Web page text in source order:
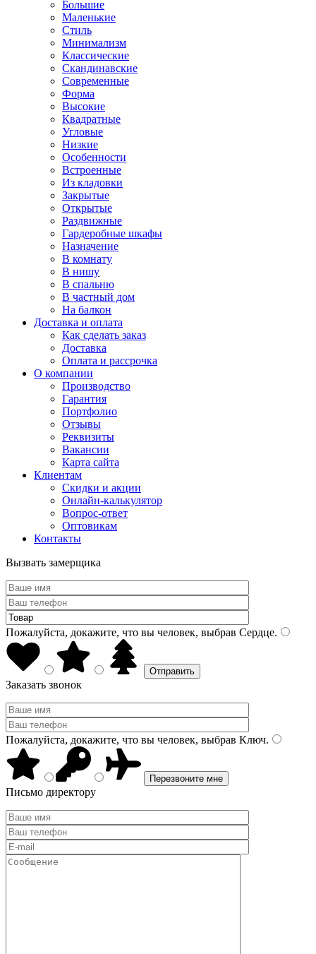
Большие
Маленькие
Стиль
Минимализм
Классические
Скандинавские
Современные
Форма
Высокие
Квадратные
Угловые
Низкие
Особенности
Встроенные
Из кладовки
Закрытые
Открытые
Раздвижные
Гардеробные шкафы
Назначение
В комнату
В нишу
В спальню
В частный дом
На балкон
Доставка и оплата
Как сделать заказ
Доставка
Оплата и рассрочка
О компании
Производство
Гарантия
Портфолио
Отзывы
Реквизиты
Вакансии
Карта сайта
Клиентам
Скидки и акции
Онлайн-калькулятор
Вопрос-ответ
Оптовикам
Контакты
Вызвать замерщика
Пожалуйста, докажите, что вы человек, выбрав Сердце.
Заказать звонок
Пожалуйста, докажите, что вы человек, выбрав Ключ.
Письмо директору